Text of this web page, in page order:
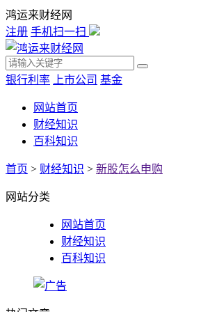
鸿运来财经网
注册 手机扫一扫
银行利率 上市公司 基金
网站首页
财经知识
百科知识
首页 > 财经知识 > 新股怎么申购
网站分类
网站首页
财经知识
百科知识